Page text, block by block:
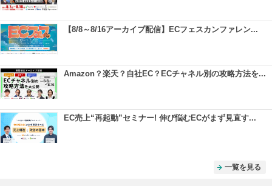
【8/8～8/16アーカイブ配信】ECフェスカンファレン...
Amazon？楽天？自社EC？ECチャネル別の攻略方法を...
EC売上“再起動”セミナー! 伸び悩むECがまず見直す...
一覧を見る